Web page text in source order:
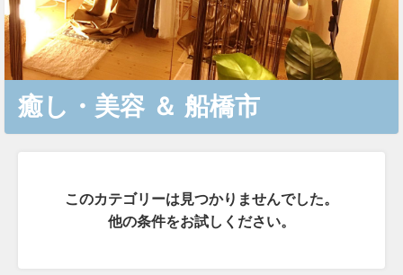
癒し・美容 ＆ 船橋市
このカテゴリーは見つかりませんでした。
他の条件をお試しください。